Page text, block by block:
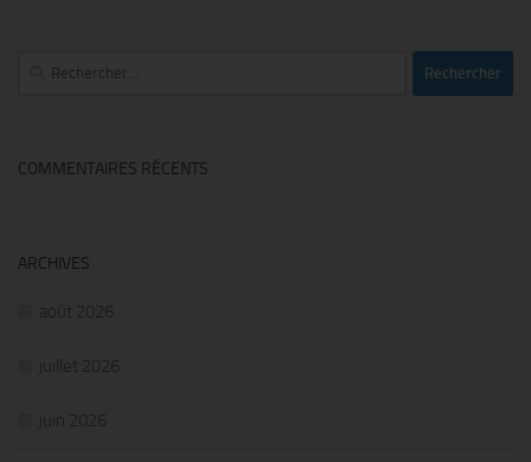
Rechercher :
COMMENTAIRES RÉCENTS
ARCHIVES
août 2026
juillet 2026
juin 2026